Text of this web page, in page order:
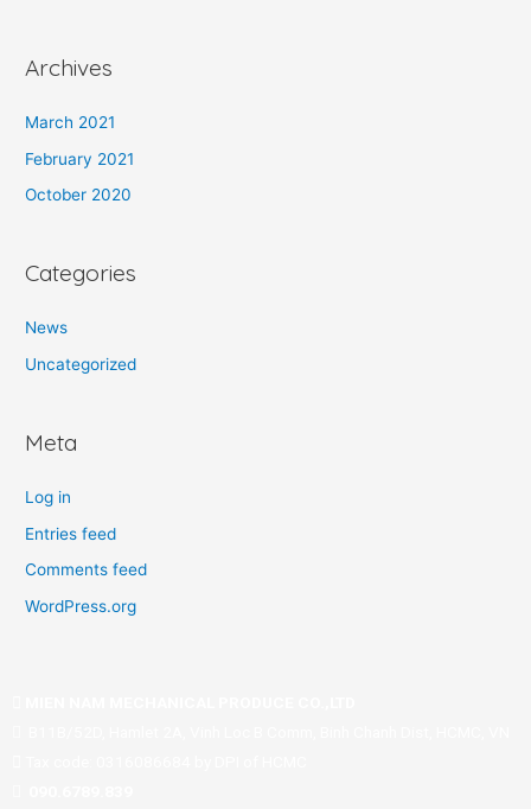
Archives
March 2021
February 2021
October 2020
Categories
News
Uncategorized
Meta
Log in
Entries feed
Comments feed
WordPress.org